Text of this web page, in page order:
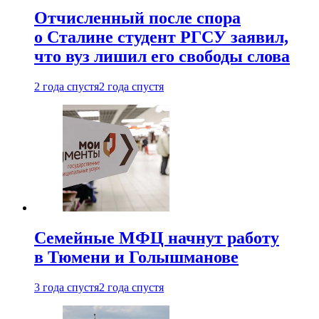
Отчисленный после спора
о Сталине студент РГСУ заявил,
что вуз лишил его свободы слова
2 года спустя2 года спустя
Семейные МФЦ начнут работу
в Тюмени и Голышманове
3 года спустя2 года спустя